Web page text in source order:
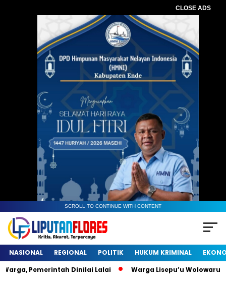
CLOSE ADS
SCROLL TO CONTINUE WITH CONTENT
NASIONAL REGIONAL POLITIK HUKUM KRIMINAL
Pemerintah Dinilai Lalai
Warga Lisepu’u Wolowaru